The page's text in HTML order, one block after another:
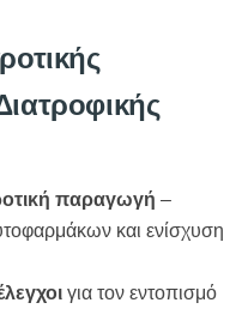
παραγωγή –
και ενίσχυση
για τον εντοπισμό